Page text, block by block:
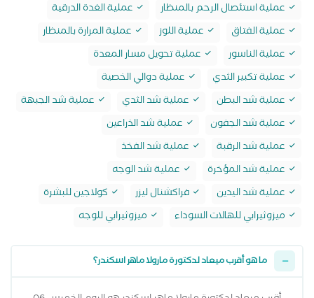
عملية استئصال الرحم بالمنظار
عملية الغدة الدرقية
عملية الفتاق
عملية اللوز
عملية المرارة بالمنظار
عملية الناسور
عملية تحويل مسار المعدة
عملية تكبير الثدي
عملية دوالي الخصية
عملية شد البطن
عملية شد الثدي
عملية شد الجبهة
عملية شد الجفون
عملية شد الذراعين
عملية شد الرقبة
عملية شد الفخذ
عملية شد المؤخرة
عملية شد الوجه
عملية شد اليدين
فراكشنال ليزر
كولاجين للبشرة
ميزوثيرابي للهالات السوداء
ميزوثيرابي للوجه
ما هو أقرب ميعاد لدكتورة مارولا ماهر اسكندر؟